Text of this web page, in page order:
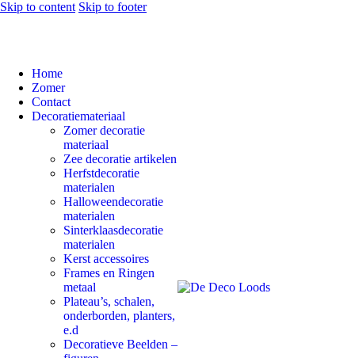
Skip to content Skip to footer
Home
Zomer
Contact
Decoratiemateriaal
Zomer decoratie
materiaal
Zee decoratie artikelen
Herfstdecoratie
materialen
Halloweendecoratie
materialen
Sinterklaasdecoratie
materialen
Kerst accessoires
Frames en Ringen
metaal
Plateau’s, schalen,
onderborden, planters,
e.d
Decoratieve Beelden –